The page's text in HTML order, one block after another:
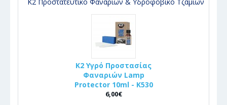
K2 Υγρό Προστασίας
Φαναριών Lamp
Protector 10ml - K530
6,00€